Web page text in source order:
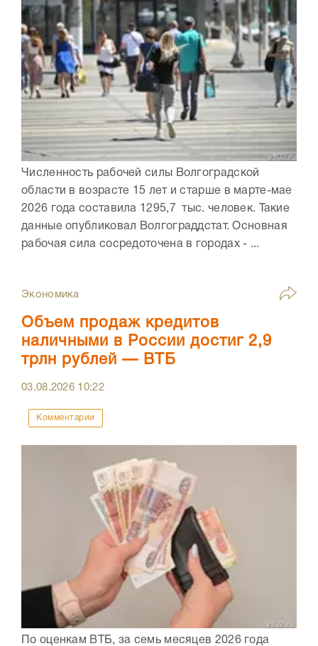
Численность рабочей силы Волгоградской
области в возрасте 15 лет и старше в марте-мае
2026 года составила 1295,7 тыс. человек. Такие
данные опубликовал Волгограддстат. Основная
рабочая сила сосредоточена в городах - ...
Экономика
Объем продаж кредитов
наличными в России достиг 2,9
трлн рублей — ВТБ
03.08.2026 10:22
Комментарии
По оценкам ВТБ, за семь месяцев 2026 года